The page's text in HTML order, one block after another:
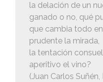
la delación de un
ganado o no, qué
que cambia todo
prudente la mirada,
la tentación
aperitivo el vino?
(Juan Carlos